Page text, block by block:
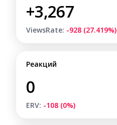
+3,267
ViewsRate: -928 (27.419%)
Реакций
0
ERV: -108 (0%)